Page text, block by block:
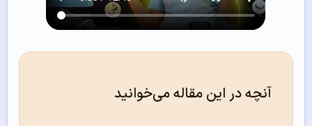
آنچه در این مقاله می‌خوانید